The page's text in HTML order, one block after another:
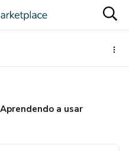
a usar